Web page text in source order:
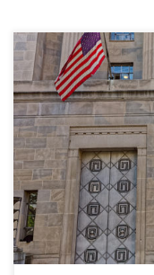
Senator Stanowy,
wprowadziły
General Assembly.
wieku powyżej 21
marihuany przy
struktury regulacyjnej
marihuany.
ubiegać się […]